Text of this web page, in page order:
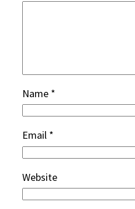
Name *
Email *
Website